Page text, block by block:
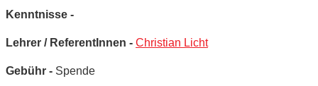
Kenntnisse -
Lehrer / ReferentInnen - Christian Licht
Gebühr - Spende